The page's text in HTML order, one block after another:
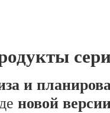
и
новой